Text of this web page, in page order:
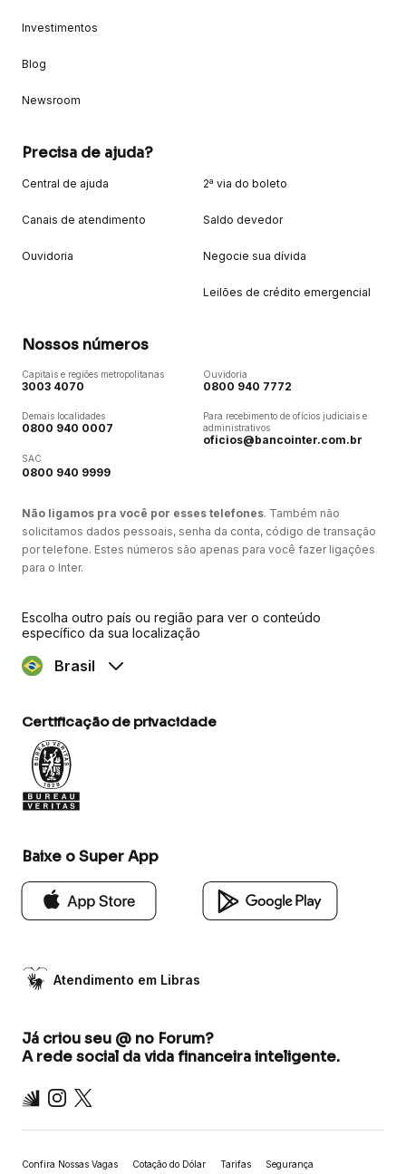
Investimentos
Blog
Newsroom
Precisa de ajuda?
Central de ajuda
Canais de atendimento
Ouvidoria
2ª via do boleto
Saldo devedor
Negocie sua dívida
Leilões de crédito emergencial
Nossos números
Capitais e regiões metropolitanas
3003 4070
Demais localidades
0800 940 0007
SAC
0800 940 9999
Ouvidoria
0800 940 7772
Para recebimento de ofícios judiciais e
administrativos
oficios@bancointer.com.br
Não ligamos pra você por esses telefones. Também não
solicitamos dados pessoais, senha da conta, código de transação
por telefone. Estes números são apenas para você fazer ligações
para o Inter.
Escolha outro país ou região para ver o conteúdo
específico da sua localização
Brasil
Certificação de privacidade
Baixe o Super App
Atendimento em Libras
Já criou seu @ no Forum?
A rede social da vida financeira inteligente.
Inter Instagram
X
Confira Nossas Vagas Cotação do Dólar Tarifas Segurança